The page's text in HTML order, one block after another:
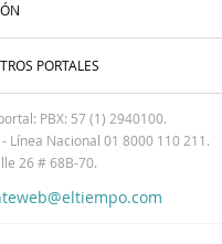
PORTALES
PBX: 57 (1) 2940100.
Línea Nacional 01 8000 110 211.
26 # 68B-70.